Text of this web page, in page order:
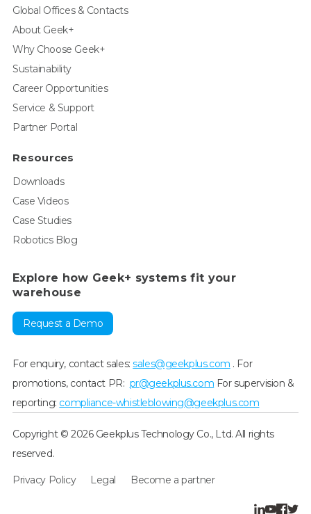
Global Offices & Contacts
About Geek+
Why Choose Geek+
Sustainability
Career Opportunities
Service & Support
Partner Portal
Resources
Downloads
Case Videos
Case Studies
Robotics Blog
Explore how Geek+ systems fit your
warehouse
Request a Demo
For enquiry, contact sales:sales@geekplus.com . For
promotions, contact PR: pr@geekplus.com For supervision &
reporting: compliance-whistleblowing@geekplus.com
Copyright © 2026 Geekplus Technology Co., Ltd. All rights
reserved.
Privacy Policy Legal Become a partner